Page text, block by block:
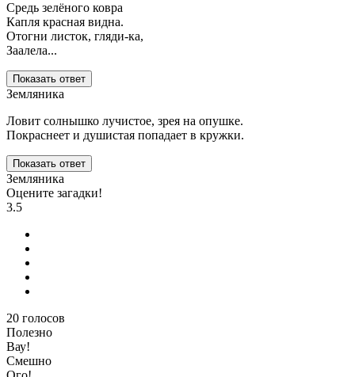
Средь зелёного ковра
Капля красная видна.
Отогни листок, гляди-ка,
Заалела...
Показать ответ
Земляника
Ловит солнышко лучистое, зрея на опушке.
Покраснеет и душистая попадает в кружки.
Показать ответ
Земляника
Оцените загадки!
3.5
20 голосов
Полезно
Вау!
Смешно